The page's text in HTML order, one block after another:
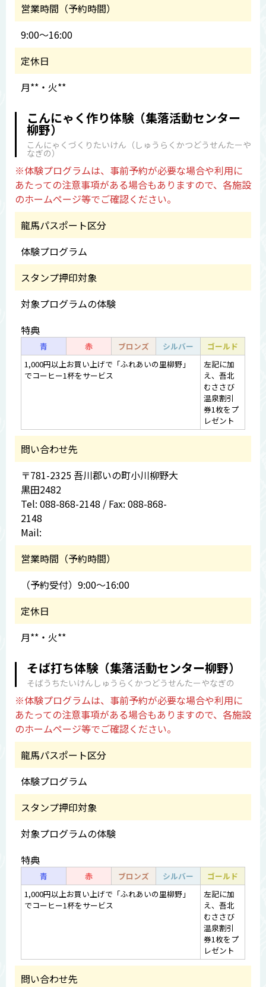
営業時間（予約時間）
9:00～16:00
定休日
月**・火**
こんにゃく作り体験（集落活動センター
柳野）
こんにゃくづくりたいけん（しゅうらくかつどうせんたーや
なぎの）
※体験プログラムは、事前予約が必要な場合や利用に
あたっての注意事項がある場合もありますので、各施設
のホームページ等でご確認ください。
龍馬パスポート区分
体験プログラム
スタンプ押印対象
対象プログラムの体験
特典
青 赤 ブロンズ シルバー
ゴールド
1,000円以上お買い上げで「ふれあいの里柳野」
でコーヒー1杯をサービス
左記に加
え、吾北
むささび
温泉割引
券1枚をプ
レゼント
問い合わせ先
〒781-2325 吾川郡いの町小川柳野大
黒田2482
Tel: 088-868-2148 / Fax: 088-868-
2148
Mail:
営業時間（予約時間）
（予約受付）9:00～16:00
定休日
月**・火**
そば打ち体験（集落活動センター柳野）
そばうちたいけんしゅうらくかつどうせんたーやなぎの
※体験プログラムは、事前予約が必要な場合や利用に
あたっての注意事項がある場合もありますので、各施設
のホームページ等でご確認ください。
龍馬パスポート区分
体験プログラム
スタンプ押印対象
対象プログラムの体験
特典
青 赤 ブロンズ シルバー
ゴールド
1,000円以上お買い上げで「ふれあいの里柳野」
でコーヒー1杯をサービス
左記に加
え、吾北
むささび
温泉割引
券1枚をプ
レゼント
問い合わせ先